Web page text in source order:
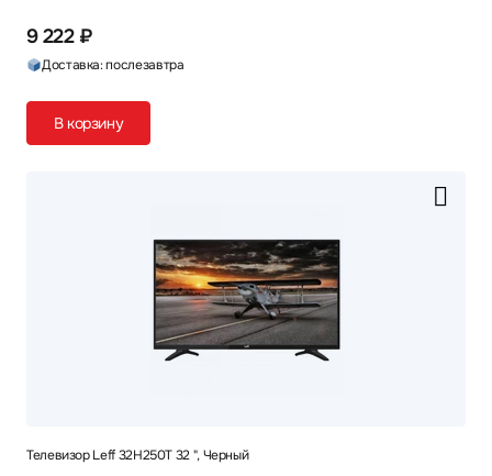
9 222 ₽
Доставка: послезавтра
В корзину
Телевизор Leff 32H250T 32 ", Черный